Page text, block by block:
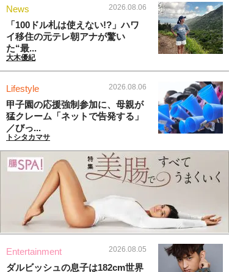
News 2026.08.06
「100ドル札は使えない!?」ハワ
イ移住の元テレ朝アナが驚い
た“最...
大木優紀
Lifestyle 2026.08.06
甲子園の応援強制参加に、母親が
猛クレーム「ネットで告発する」
／びっ...
トシタカマサ
Entertainment 2026.08.05
ダルビッシュの息子は182cm世界